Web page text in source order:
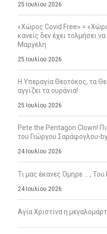
25 Ιουλίου 2026
«Χώρος Covid Free» =
κανείς δεν έχει τολμήσει
Μαργέλη
25 Ιουλίου 2026
Η Υπεραγία Θεοτόκος, τα
αγγίζει τα ουράνια!
25 Ιουλίου 2026
Pete the Pentagon Clown!
του Γιώργου Σαράφογλου-
24 Ιουλίου 2026
Τι μας έκανες Όμηρε … , Του
24 Ιουλίου 2026
Αγία Χριστίνα η